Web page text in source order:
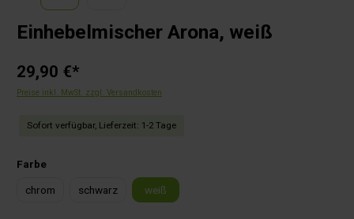
Einhebelmischer Arona, weiß
29,90 €*
Preise inkl. MwSt. zzgl. Versandkosten
Sofort verfügbar, Lieferzeit: 1-2 Tage
Farbeauswählen
chrom schwarz weiß